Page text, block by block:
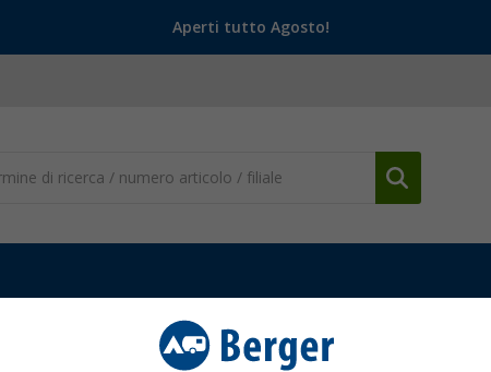
Aperti tutto Agosto!
di riscaldamento da incasso Accessori per sistemi di